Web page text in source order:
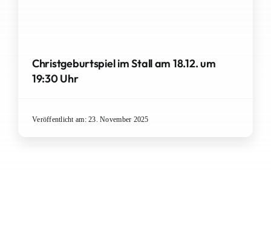
Christgeburtspiel im Stall am 18.12. um
19:30 Uhr
Veröffentlicht am: 23. November 2025